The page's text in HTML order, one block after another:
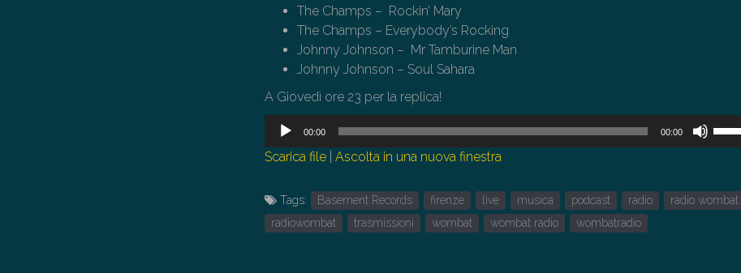
The Champs – Rockin’ Mary
The Champs – Everybody’s Rocking
Johnny Johnson – Mr Tamburine Man
Johnny Johnson – Soul Sahara
A Giovedì ore 23 per la replica!
Audio
00:00 00:00
su/giù
Scarica file |Ascolta in una nuova finestra
Tags: Basement Records firenze live musica podcast radio
radio wombat
radiowombat
trasmissioni wombat wombat radio wombatradio